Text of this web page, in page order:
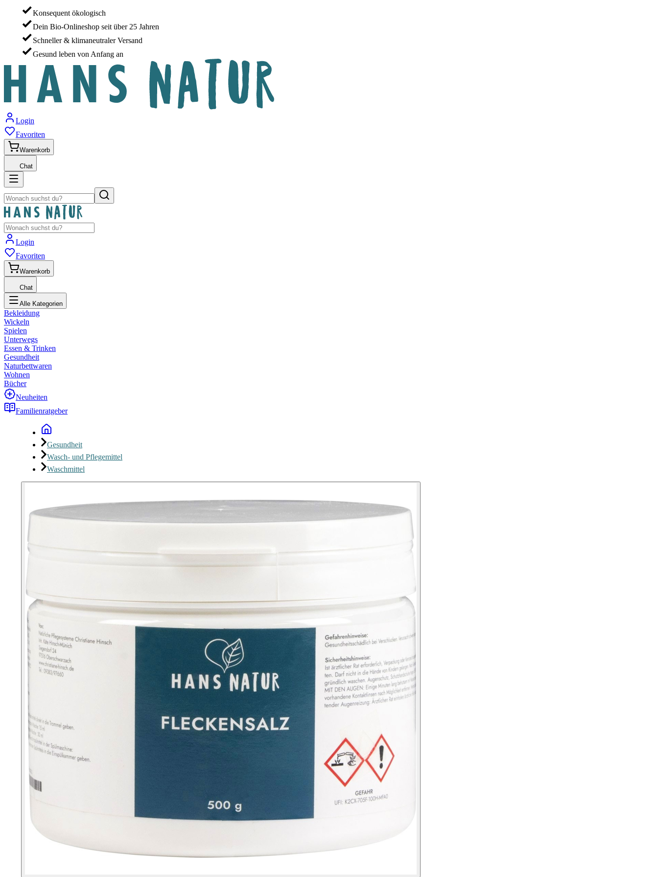
Konsequent ökologisch
Dein Bio-Onlineshop seit über 25 Jahren
Schneller & klimaneutraler Versand
Gesund leben von Anfang an
Login
Favoriten
Warenkorb
Chat
Login
Favoriten
Warenkorb
Chat
Alle Kategorien
Bekleidung
Wickeln
Spielen
Unterwegs
Essen & Trinken
Gesundheit
Naturbettwaren
Wohnen
Bücher
Neuheiten
Familienratgeber
Gesundheit
Wasch- und Pflegemittel
Waschmittel